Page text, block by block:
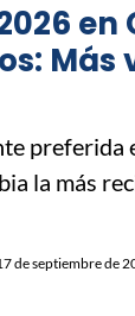
Más
preferida
la más
de septiembre de